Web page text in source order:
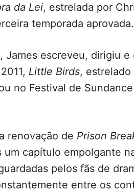
da Lei, estrelada por
temporada aprovada.
James escreveu, dirigiu
Little Birds,
no Festival de
renovação de Prison
um capítulo empolgante
pelos fãs de
entre os